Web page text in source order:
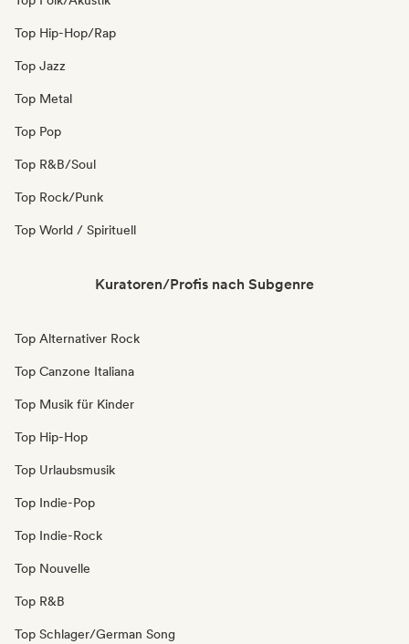
Top Hip-Hop/Rap
Top Jazz
Top Metal
Top Pop
Top R&B/Soul
Top Rock/Punk
Top World / Spirituell
Kuratoren/Profis nach Subgenre
Top Alternativer Rock
Top Canzone Italiana
Top Musik für Kinder
Top Hip-Hop
Top Urlaubsmusik
Top Indie-Pop
Top Indie-Rock
Top Nouvelle
Top R&B
Top Schlager/German Song